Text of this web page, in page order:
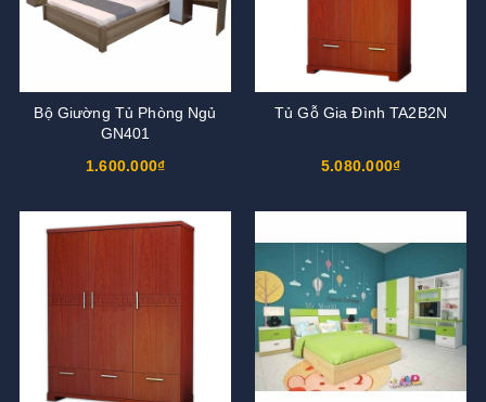
Bộ Giường Tủ Phòng Ngủ
GN401
1.600.000₫
Tủ Gỗ Gia Đình TA2B2N
5.080.000₫